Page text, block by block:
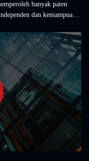
banyak paten
dan kemampuan